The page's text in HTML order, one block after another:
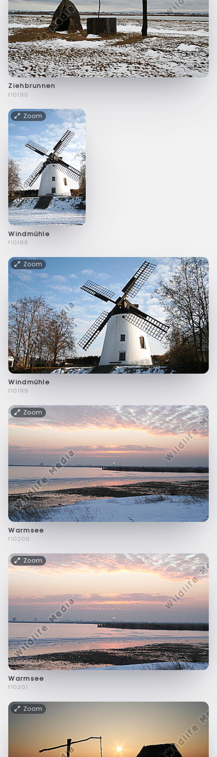
Ziehbrunnen
f10190
Zoom
Windmühle
f10196
Zoom
Windmühle
f10199
Zoom
Warmsee
f10200
Zoom
Warmsee
f10201
Zoom